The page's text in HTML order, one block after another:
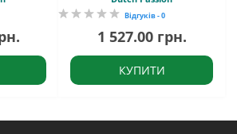
Відгуків - 0
1 527.00 грн.
КУПИТИ